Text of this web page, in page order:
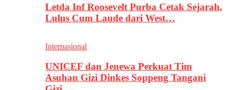
Letda Inf Roosevelt Purba Cetak Sejarah,
Lulus Cum Laude dari West…
Internasional
UNICEF dan Jenewa Perkuat Tim
Asuhan Gizi Dinkes Soppeng Tangani